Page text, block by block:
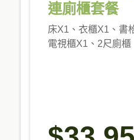
連廁櫃套餐
床X1、衣櫃X1、書
電視櫃X1、2尺廁櫃